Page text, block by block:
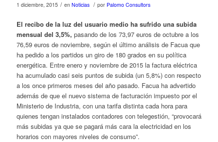
1 diciembre, 2015 / en Noticias / por Palomo Consultors
El recibo de la luz del usuario medio ha sufrido una subida
mensual del 3,5%, pasando de los 73,97 euros de octubre a los
76,59 euros de noviembre, según el último análisis de Facua que
ha pedido a los partidos un giro de 180 grados en su política
energética. Entre enero y noviembre de 2015 la factura eléctrica
ha acumulado casi seis puntos de subida (un 5,8%) con respecto
a los once primeros meses del año pasado. Facua ha advertido
además de que el nuevo sistema de facturación impuesto por el
Ministerio de Industria, con una tarifa distinta cada hora para
quienes tengan instalados contadores con telegestión, “provocará
más subidas ya que se pagará más cara la electricidad en los
horarios con mayores niveles de consumo”.